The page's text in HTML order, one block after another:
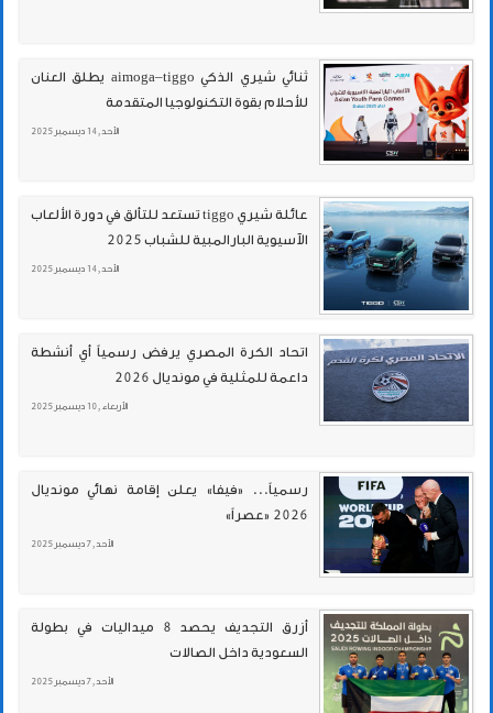
ثنائي شيري الذكي aimoga–tiggo يطلق العنان
للأحلام بقوة التكنولوجيا المتقدمة
الأحد , 14 ديسمبر 2025
عائلة شيري tiggo تستعد للتألق في دورة الألعاب
الآسيوية البارالمبية للشباب 2025
الأحد , 14 ديسمبر 2025
اتحاد الكرة المصري يرفض رسمياً أي أنشطة
داعمة للمثلية في مونديال 2026
الأربعاء , 10 ديسمبر 2025
رسمياً... «فيفا» يعلن إقامة نهائي مونديال
2026 «عصراً»
الأحد , 7 ديسمبر 2025
أزرق التجديف يحصد 8 ميداليات في بطولة
السعودية داخل الصالات
الأحد , 7 ديسمبر 2025